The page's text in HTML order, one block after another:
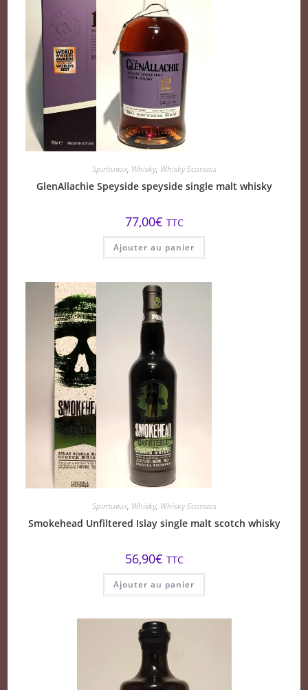
Spiritueux, Whisky, Whisky Ecossais
GlenAllachie Speyside speyside single malt whisky
77,00€ TTC
Ajouter au panier
Spiritueux, Whisky, Whisky Ecossais
Smokehead Unfiltered Islay single malt scotch whisky
56,90€ TTC
Ajouter au panier